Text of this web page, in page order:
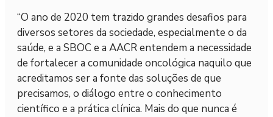
“O ano de 2020 tem trazido grandes desafios para
diversos setores da sociedade, especialmente o da
saúde, e a SBOC e a AACR entendem a necessidade
de fortalecer a comunidade oncológica naquilo que
acreditamos ser a fonte das soluções de que
precisamos, o diálogo entre o conhecimento
científico e a prática clínica. Mais do que nunca é